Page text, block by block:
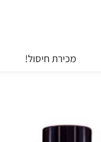
מכירת חיסול!